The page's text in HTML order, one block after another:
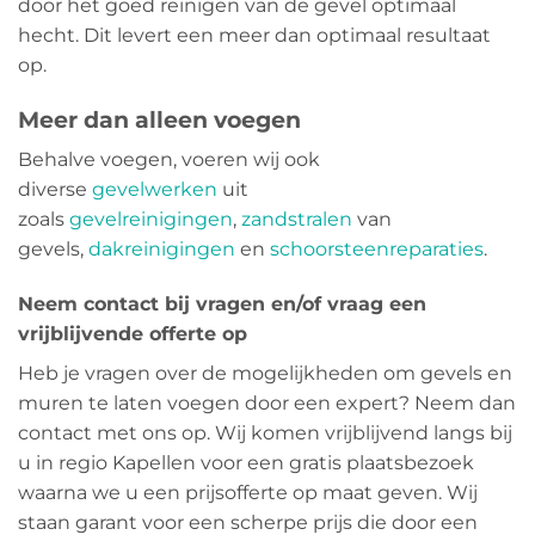
door het goed reinigen van de gevel optimaal
hecht. Dit levert een meer dan optimaal resultaat
op.
Meer dan alleen voegen
Behalve voegen, voeren wij ook
diverse gevelwerken uit
zoals gevelreinigingen, zandstralen van
gevels, dakreinigingen en schoorsteenreparaties.
Neem contact bij vragen en/of vraag een
vrijblijvende offerte op
Heb je vragen over de mogelijkheden om gevels en
muren te laten voegen door een expert? Neem dan
contact met ons op. Wij komen vrijblijvend langs bij
u in regio Kapellen voor een gratis plaatsbezoek
waarna we u een prijsofferte op maat geven. Wij
staan garant voor een scherpe prijs die door een